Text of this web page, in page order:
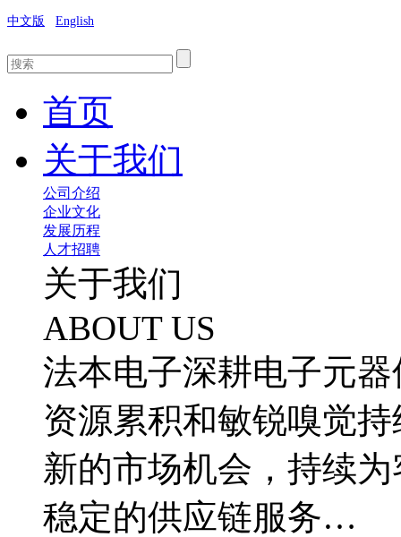
中文版 English
首页
关于我们
公司介绍
企业文化
发展历程
人才招聘
关于我们
ABOUT US
法本电子深耕电子元
资源累积和敏锐嗅觉
新的市场机会，持续
稳定的供应链服务…